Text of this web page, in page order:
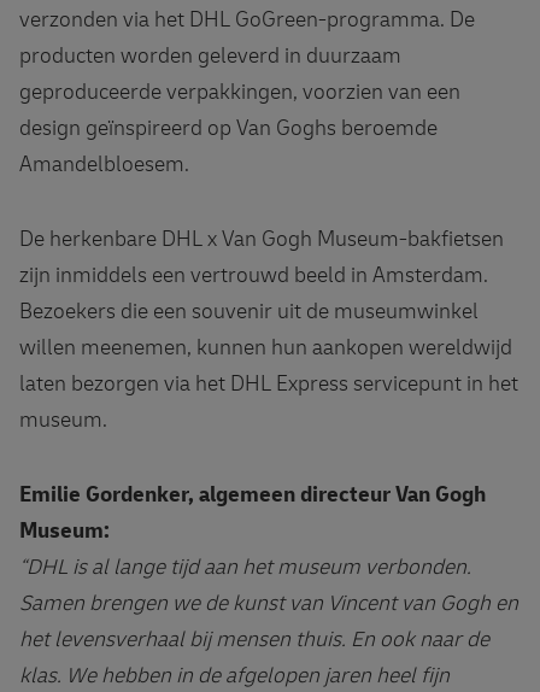
verzonden via het DHL GoGreen-programma. De
producten worden geleverd in duurzaam
geproduceerde verpakkingen, voorzien van een
design geïnspireerd op Van Goghs beroemde
Amandelbloesem.
De herkenbare DHL x Van Gogh Museum-bakfietsen
zijn inmiddels een vertrouwd beeld in Amsterdam.
Bezoekers die een souvenir uit de museumwinkel
willen meenemen, kunnen hun aankopen wereldwijd
laten bezorgen via het DHL Express servicepunt in het
museum.
Emilie Gordenker, algemeen directeur Van Gogh
Museum:
“DHL is al lange tijd aan het museum verbonden.
Samen brengen we de kunst van Vincent van Gogh en
het levensverhaal bij mensen thuis. En ook naar de
klas. We hebben in de afgelopen jaren heel fijn